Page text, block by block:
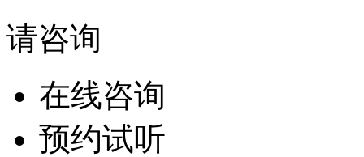
请咨询
在线咨询
预约试听